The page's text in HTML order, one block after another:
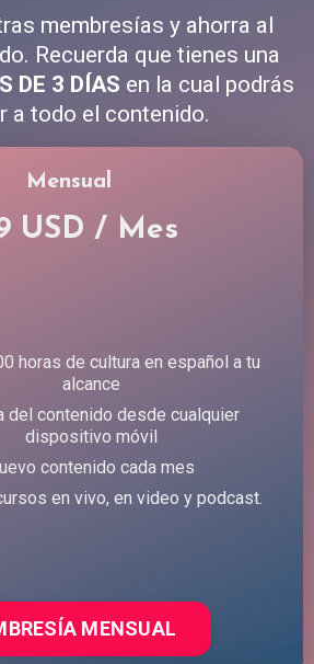
membresías y ahorra al
Recuerda que tienes una
DE 3 DÍAS en la cual podrás
a todo el contenido.
Mensual
USD / Mes
horas de cultura en español a tu
alcance
del contenido desde cualquier
dispositivo móvil
contenido cada mes
en vivo, en video y podcast.
MENSUAL